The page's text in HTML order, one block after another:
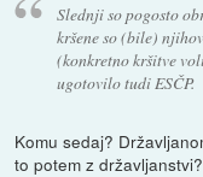
Slednji so pogosto
kršene so (bile)
(konkretno kršitve
ugotovilo tudi ESČP.
Komu sedaj?
to potem z državljanstvi?